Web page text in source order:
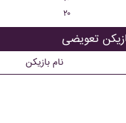
۲۰
نام بازیکن